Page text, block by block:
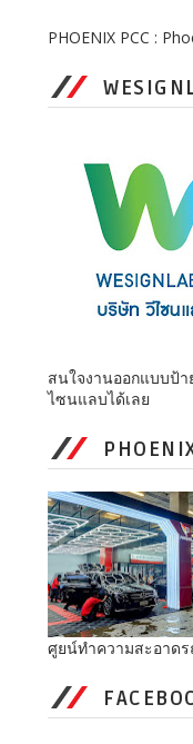
PHOENIX PCC :
สนใจงานออกแบบป้
ไซนแลบได้เลย
ศูยน์ทำความสะอาด